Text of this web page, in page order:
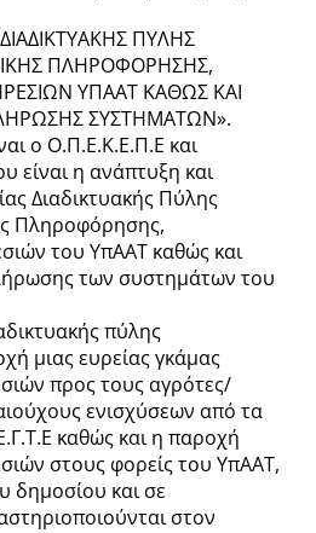
ΠΥΛΗΣ
ΠΛΗΡΟΦΟΡΗΣΗΣ,
ΥΠΑΑΤ ΚΑΘΩΣ ΚΑΙ
ΣΥΣΤΗΜΑΤΩΝ».
ο Ο.Π.Ε.Κ.Ε.Π.Ε και
είναι η ανάπτυξη και
Διαδικτυακής Πύλης
Πληροφόρησης,
του ΥπΑΑΤ καθώς και
των συστημάτων του
πύλης
μιας ευρείας γκάμας
προς τους αγρότες/
ενισχύσεων από τα
καθώς και η παροχή
στους φορείς του ΥπΑΑΤ,
δημοσίου και σε
στον